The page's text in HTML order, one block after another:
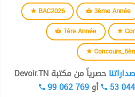
BAC2026 3ème Année
1ère Année
حصرياً من مكتبة Devoir.TN
53 أو99 062 769